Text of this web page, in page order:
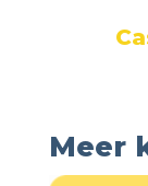
Meer